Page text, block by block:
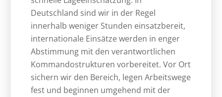
Deutschland sind wir in der Regel
innerhalb weniger Stunden einsatzbereit,
internationale Einsätze werden in enger
Abstimmung mit den verantwortlichen
Kommandostrukturen vorbereitet. Vor Ort
sichern wir den Bereich, legen Arbeitswege
fest und beginnen umgehend mit der